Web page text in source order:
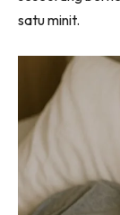
satu minit.